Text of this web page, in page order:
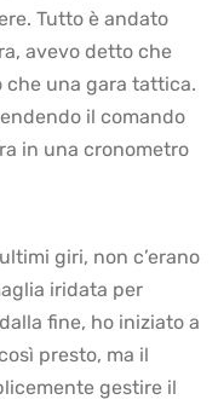
Tutto è andato
avevo detto che
una gara tattica.
il comando
in una cronometro
giri, non c’erano
iridata per
fine, ho iniziato a
presto, ma il
gestire il